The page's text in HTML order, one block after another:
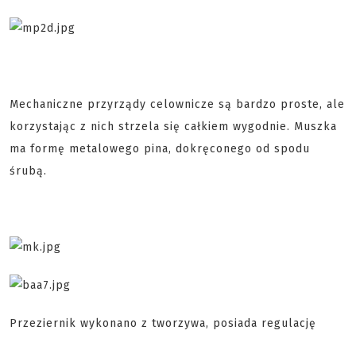
Mechaniczne przyrządy celownicze są bardzo proste, ale
korzystając z nich strzela się całkiem wygodnie. Muszka
ma formę metalowego pina, dokręconego od spodu
śrubą.
Przeziernik wykonano z tworzywa, posiada regulację